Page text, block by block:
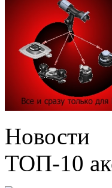
Новости
ТОП-10